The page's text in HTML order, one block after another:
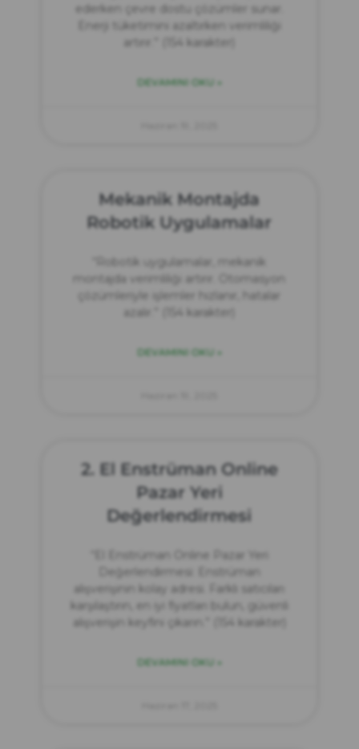
ederken çevre dostu çözümler sunar.
Enerji tüketimini azaltırken verimliliği
artırır.” (154 karakter)
DEVAMINI OKU »
Mekanik Montajda
Robotik Uygulamalar
“Robotik uygulamalar, mekanik
montajda verimliliği artırır. Otomasyon
çözümleriyle işlemler hızlanır, hatalar
azalır.” (154 karakter)
DEVAMINI OKU »
2. El Enstrüman Online
Pazar Yeri
Değerlendirmesi
“El Enstrüman Online Pazar Yeri
Değerlendirmesi: Enstrüman
alışverişinin kolay adresi. Farklı satıcıları
karşılaştırın, en iyi fiyatları bulun, güvenli
alışverişin keyfini çıkarın.” (154 karakter)
DEVAMINI OKU »